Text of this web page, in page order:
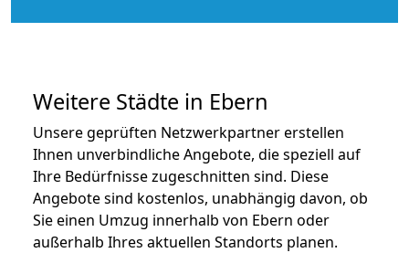
Weitere Städte in Ebern
Unsere geprüften Netzwerkpartner erstellen
Ihnen unverbindliche Angebote, die speziell auf
Ihre Bedürfnisse zugeschnitten sind. Diese
Angebote sind kostenlos, unabhängig davon, ob
Sie einen Umzug innerhalb von Ebern oder
außerhalb Ihres aktuellen Standorts planen.